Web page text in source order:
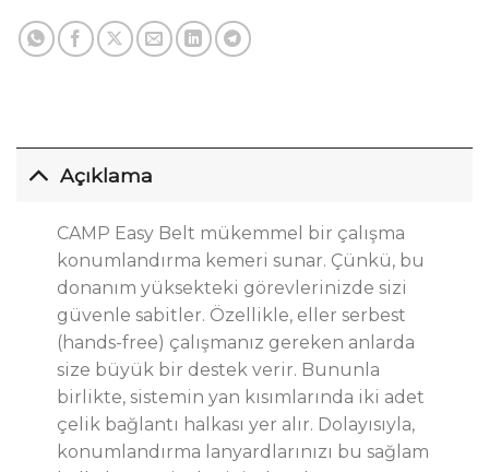
Açıklama
CAMP Easy Belt mükemmel bir çalışma
konumlandırma kemeri sunar. Çünkü, bu
donanım yüksekteki görevlerinizde sizi
güvenle sabitler. Özellikle, eller serbest
(hands-free) çalışmanız gereken anlarda
size büyük bir destek verir. Bununla
birlikte, sistemin yan kısımlarında iki adet
çelik bağlantı halkası yer alır. Dolayısıyla,
konumlandırma lanyardlarınızı bu sağlam